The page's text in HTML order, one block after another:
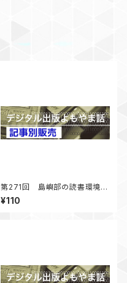
第271回 島嶼部の読書環境調
査 まずは男木島図書館に行
く 「デジタル出版よもやま話」
¥110